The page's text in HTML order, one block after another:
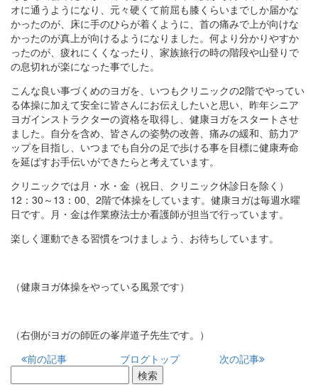
オに通うようになり、元々硬くて前屈も膝くらいまでしか届かな
かったのが、床に手のひらが着くように、首の痛みで上が向けな
かったのが真上が向けるようになりました。何より分かりやすか
ったのが、疲れにくくなったり、家族旅行の時の階段や山登りで
の息切れが楽になった事でした。
こんな良い事づくめのヨガを、いつもクリニックの2階でやってい
る体操に加えて安全に皆さんにお伝えしたいと思い、昨年シニア
ヨガインストラクターの資格を取得し、健康ヨガをスタートさせ
ました。自分を含め、皆さんの姿勢の改善、痛みの緩和、筋力ア
ップを目指し、いつまでも自分の足で歩ける事を目標に健康寿命
を延ばすお手伝いができたらと考えています。
クリニックでは月・水・金（祝日、クリニック休診日を除く）
12：30～13：00、2階で体操をしています。健康ヨガは毎週水曜
日です。月・金は作業療法士か看護師が担当で行っています。
楽しく運動できる習慣をつけましょう、お待ちしています。
（健康ヨガ体操をやっている風景です）
（右側がヨガの師匠の峯岸道子先生です。）
前の記事
ブログトップ 次の記事